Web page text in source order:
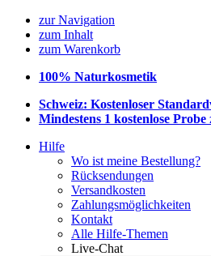
zur Navigation
zum Inhalt
zum Warenkorb
100% Naturkosmetik
Schweiz: Kostenloser
Mindestens 1 kostenlose Probe
Hilfe
Wo ist meine Bestellung?
Rücksendungen
Versandkosten
Zahlungsmöglichkeiten
Kontakt
Alle Hilfe-Themen
Live-Chat